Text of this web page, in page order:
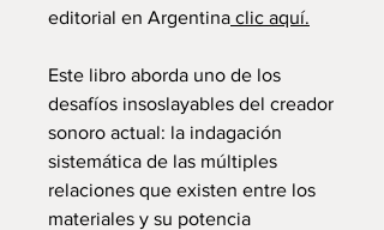
editorial en Argentina clic aquí.
Este libro aborda uno de los
desafíos insoslayables del creador
sonoro actual: la indagación
sistemática de las múltiples
relaciones que existen entre los
materiales y su potencia